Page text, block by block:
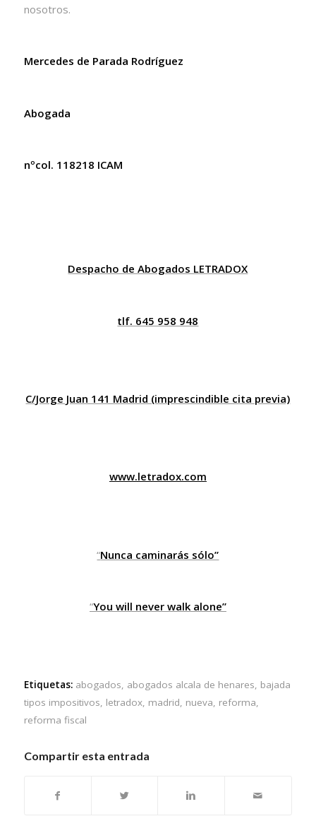
nosotros.
Mercedes de Parada Rodríguez
Abogada
nºcol. 118218 ICAM
Despacho de Abogados LETRADOX
tlf. 645 958 948
C/Jorge Juan 141 Madrid (imprescindible cita previa)
www.letradox.com
“Nunca caminarás sólo”
“You will never walk alone”
Etiquetas: abogados, abogados alcala de henares, bajada
tipos impositivos, letradox, madrid, nueva, reforma,
reforma fiscal
Compartir esta entrada